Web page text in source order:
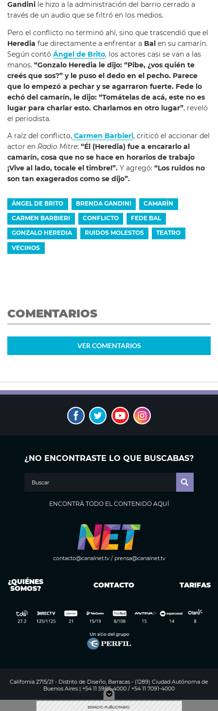
Gandini le hizo a la administración del barrio cerrado a
través de un audio que se filtró en los medios.
Pero el conflicto no terminó ahí, sino que trascendió que el
Heredia fue directamente a enfrentar a Bal en su camarín.
Según contó Ángel de Brito, los actores casi se van a las
manos. “Gonzalo Heredia le dijo: “Pibe, ¿vos quién te
creés que sos?” y le puso el dedo en el pecho. Parece
que lo empezó a pechar y se agarraron fuerte. Fede lo
echó del camarín, le dijo: “Tomátelas de acá, este no es
lugar para charlar esto. Charlamos en otro lugar”, reveló
el periodista.
A raíz del conflicto, Carmen Barbieri, criticó el accionar del
actor en Radio Mitre: “Él (Heredia) fue a encararlo al
camarín, cosa que no se hace en horarios de trabajo
¡Vive al lado, tocale el timbre!”. Y agregó: “Los ruidos no
son tan exagerados como se dijo”.
ÁNGEL DE BRITO BRENDA GANDINI CAMARÍN
CARMEN BARBIERI CONFLICTO FEDE BAL
GONZALO HEREDIA RUIDOS MOLESTOS TEATRO
VECINOS
COMENTARIOS
VER COMENTARIOS
¿NO ENCONTRASTE LO QUE BUSCABAS?
ENCONTRÁ TODO EL CONTENIDO AQUÍ
contacto@canalnet.tv/ prensa@canalnet.tv
¿QUIÉNES
SOMOS? CONTACTO TARIFAS
California 2715/21 - Distrito de Diseño, Barracas - (1289) Ciudad Autónoma de
Buenos Aires | +54 11 5985-4000 / +54 11 7091-4000
Digitalproserver